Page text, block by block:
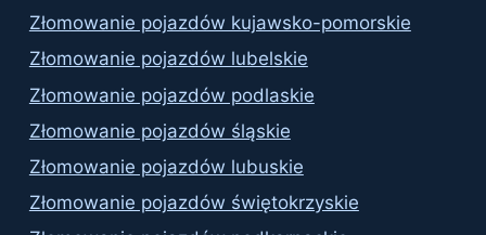
Złomowanie pojazdów kujawsko-pomorskie
Złomowanie pojazdów lubelskie
Złomowanie pojazdów podlaskie
Złomowanie pojazdów śląskie
Złomowanie pojazdów lubuskie
Złomowanie pojazdów świętokrzyskie